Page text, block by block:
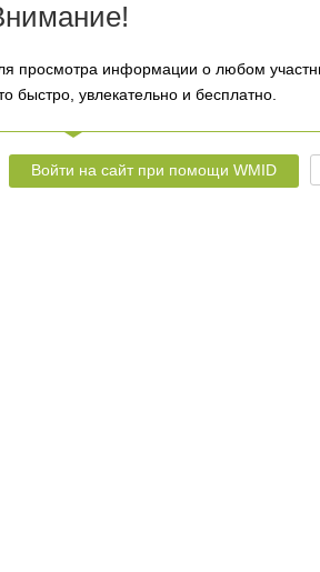
просмотра информации о любом
быстро, увлекательно и бесплатно.
Войти на сайт при помощи WMID